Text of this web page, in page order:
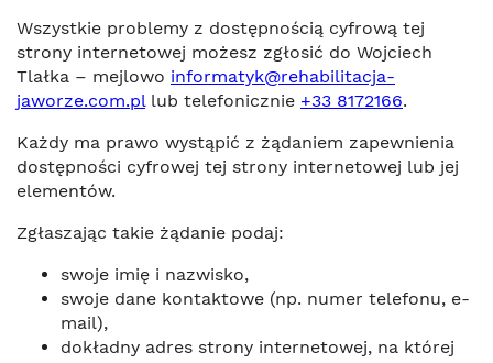
Wszystkie problemy z dostępnością cyfrową tej
strony internetowej możesz zgłosić do Wojciech
Tlałka – mejlowo informatyk@rehabilitacja-
jaworze.com.pllub telefonicznie +33 8172166.
Każdy ma prawo wystąpić z żądaniem zapewnienia
dostępności cyfrowej tej strony internetowej lub jej
elementów.
Zgłaszając takie żądanie podaj:
swoje imię i nazwisko,
swoje dane kontaktowe (np. numer telefonu, e-
mail),
dokładny adres strony internetowej, na której